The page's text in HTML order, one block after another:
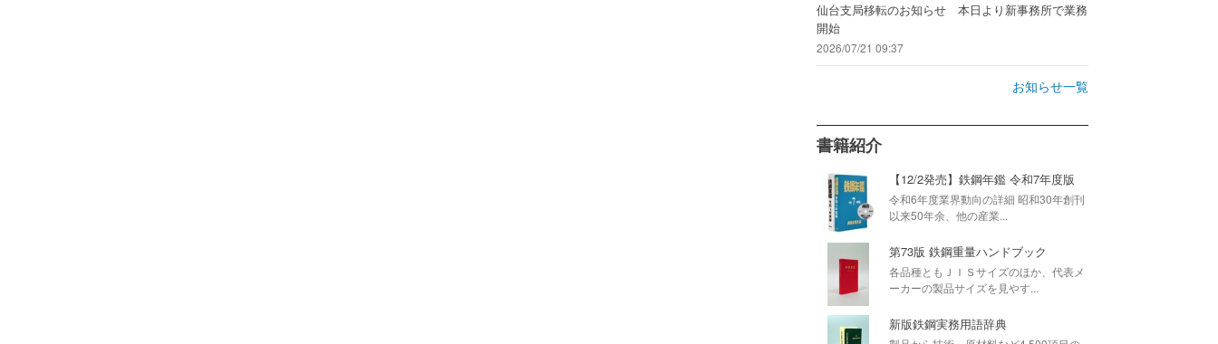
仙台支局移転のお知らせ 本日より新事務所で業務
開始
2026/07/21 09:37
お知らせ一覧
書籍紹介
【12/2発売】鉄鋼年鑑 令和7年度版
令和6年度業界動向の詳細 昭和30年創刊
以来50年余、他の産業...
第73版 鉄鋼重量ハンドブック
各品種ともＪＩＳサイズのほか、代表メ
ーカーの製品サイズを見やす...
新版鉄鋼実務用語辞典